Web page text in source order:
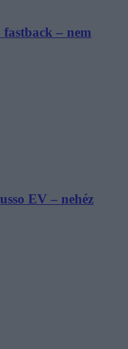
– nem
EV – nehéz